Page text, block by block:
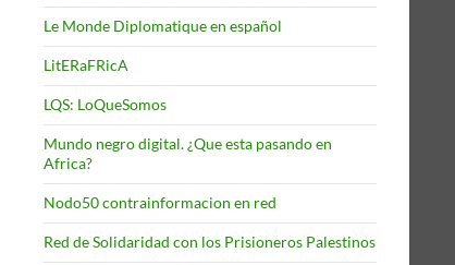
Le Monde Diplomatique en español
LitERaFRicA
LQS: LoQueSomos
Mundo negro digital. ¿Que esta pasando en
Africa?
Nodo50 contrainformacion en red
Red de Solidaridad con los Prisioneros Palestinos